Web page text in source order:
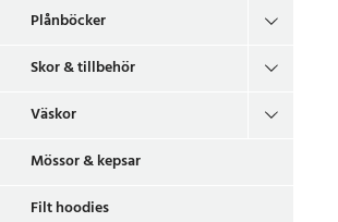
Plånböcker
Skor & tillbehör
Väskor
Mössor & kepsar
Filt hoodies